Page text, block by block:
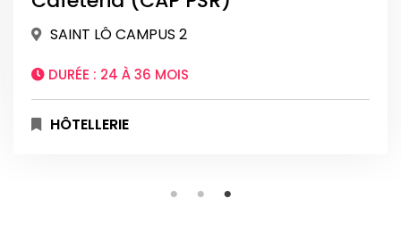
SAINT LÔ CAMPUS 2
DURÉE : 24 À 36 MOIS
HÔTELLERIE